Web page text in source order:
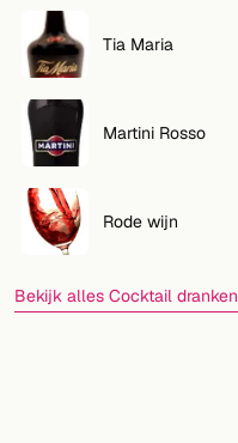
Tia Maria
Martini Rosso
Rode wijn
Bekijk alles Cocktail dranken